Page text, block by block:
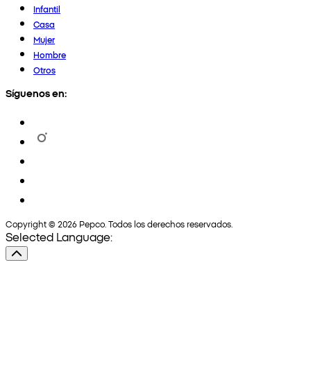
Infantil
Casa
Mujer
Hombre
Otros
Síguenos en:
Copyright © 2026 Pepco. Todos los derechos reservados.
Selected Language: